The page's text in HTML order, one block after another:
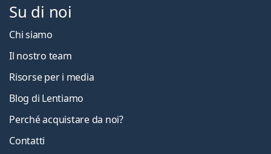
Su di noi
Chi siamo
Il nostro team
Risorse per i media
Blog di Lentiamo
Perché acquistare da noi?
Contatti